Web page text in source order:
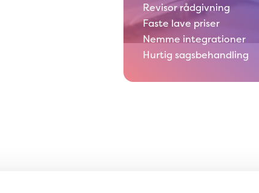
Revisor rådgivning
Faste lave priser
Nemme integrationer
Hurtig sagsbehandling